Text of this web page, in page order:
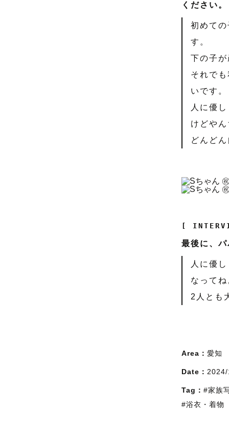
ください。
初めて
す。
下の子
それで
いです。
人に優
けどや
どんど
[
最後に、
人に優
なってね
2人とも
Area： 愛知
Date： 2024/
Tag： #家族
#浴衣・着物